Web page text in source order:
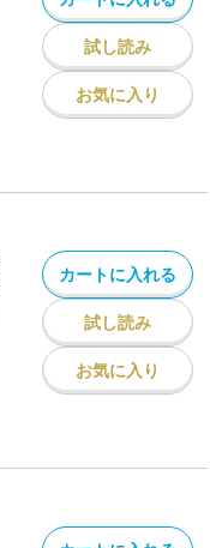
試し読み
お気に入り
カートに入れる
試し読み
お気に入り